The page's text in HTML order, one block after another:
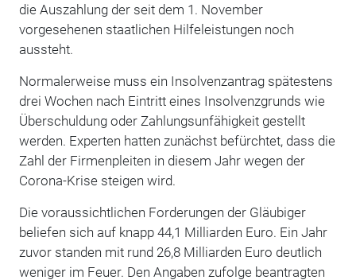
die Auszahlung der seit dem 1. November
vorgesehenen staatlichen Hilfeleistungen noch
aussteht.
Normalerweise muss ein Insolvenzantrag spätestens
drei Wochen nach Eintritt eines Insolvenzgrunds wie
Überschuldung oder Zahlungsunfähigkeit gestellt
werden. Experten hatten zunächst befürchtet, dass die
Zahl der Firmenpleiten in diesem Jahr wegen der
Corona-Krise steigen wird.
Die voraussichtlichen Forderungen der Gläubiger
beliefen sich auf knapp 44,1 Milliarden Euro. Ein Jahr
zuvor standen mit rund 26,8 Milliarden Euro deutlich
weniger im Feuer. Den Angaben zufolge beantragten